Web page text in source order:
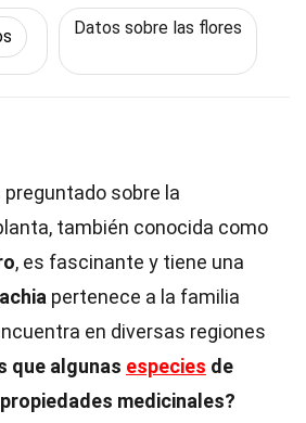
Datos sobre las flores
sobre la
también conocida como
, es fascinante y tiene una
pertenece a la familia
en diversas regiones
que algunas especies de
medicinales?